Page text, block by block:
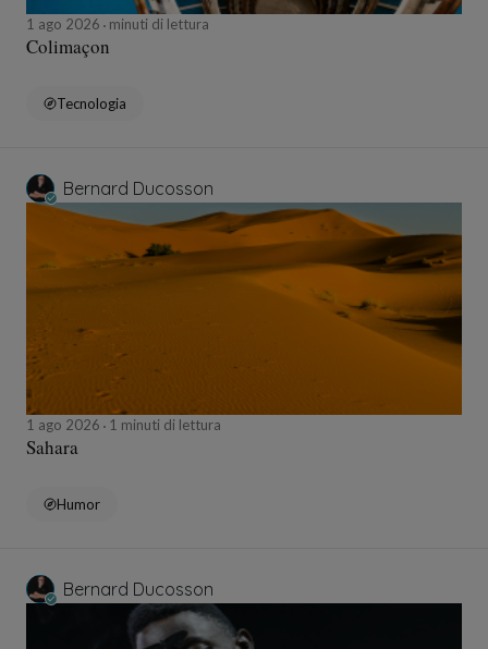
1 ago 2026 minuti di lettura
Colimaçon
Tecnologia
Bernard Ducosson
1 ago 2026 1 minuti di lettura
Sahara
Humor
Bernard Ducosson